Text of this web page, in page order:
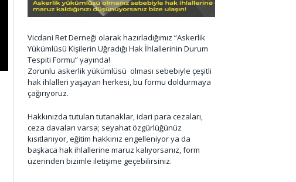
Vicdani Ret Derneği olarak hazırladığımız “Askerlik
Yükümlüsü Kişilerin Uğradığı Hak İhlallerinin Durum
Tespiti Formu” yayında!
Zorunlu askerlik yükümlüsü olması sebebiyle çeşitli
hak ihlalleri yaşayan herkesi, bu formu doldurmaya
çağırıyoruz.
Hakkınızda tutulan tutanaklar, idari para cezaları,
ceza davaları varsa; seyahat özgürlüğünüz
kısıtlanıyor, eğitim hakkınız engelleniyor ya da
başkaca hak ihlallerine maruz kalıyorsanız, form
üzerinden bizimle iletişime geçebilirsiniz.